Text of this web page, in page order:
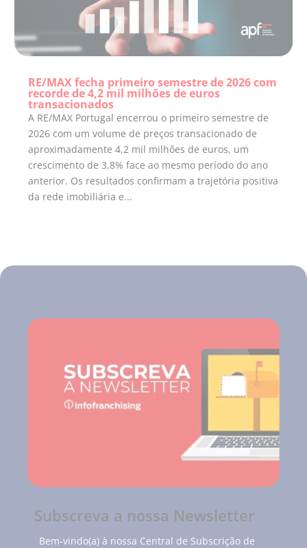
RE/MAX fecha primeiro semestre de 2026 com
recorde de 4,2 mil milhões de euros
transacionados
A RE/MAX Portugal encerrou o primeiro semestre de
2026 com um volume de preços transacionado de
aproximadamente 4,2 mil milhões de euros, um
crescimento de 3,8% face ao mesmo período do ano
anterior. Os resultados confirmam a trajetória positiva
da rede imobiliária e...
Subscreva a nossa Newsletter
Bem-vindo(a) à nossa Central de Subscrição de